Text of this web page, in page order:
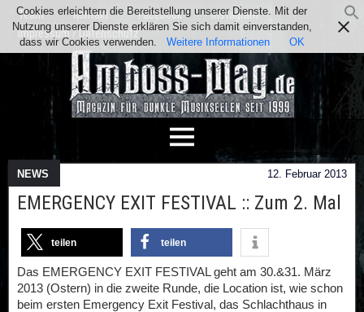
Team Kontakt Facebook
Instagram
Impressum / Datenschutz
NEWS 12. Februar 2013
EMERGENCY EXIT FESTIVAL :: Zum 2. Mal
teilen teilen
Das EMERGENCY EXIT FESTIVAL geht am 30.&31. März
2013 (Ostern) in die zweite Runde, die Location ist, wie schon
beim ersten Emergency Exit Festival, das Schlachthaus in
Cookies erleichtern die Bereitstellung unserer Dienste. Mit der
Nutzung unserer Dienste erklären Sie sich damit einverstanden,
dass wir Cookies verwenden.
Weitere Informationen OK